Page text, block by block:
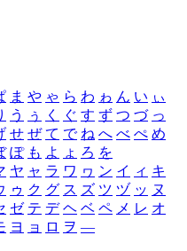
ま や ゃ ら わ ゎ ん い ぃ
う ぅ く ぐ す ず つ づ っ
せ ぜ て で ね へ べ ぺ め
ぽ も よ ょ ろ を
ヤ ャ ラ ワ ヮ ン イ ィ キ
ゥ ク グ ス ズ ツ ヅ ッ ヌ
ゼ テ デ ヘ ベ ペ メ レ オ
ヨ ョ ロ ヲ ―